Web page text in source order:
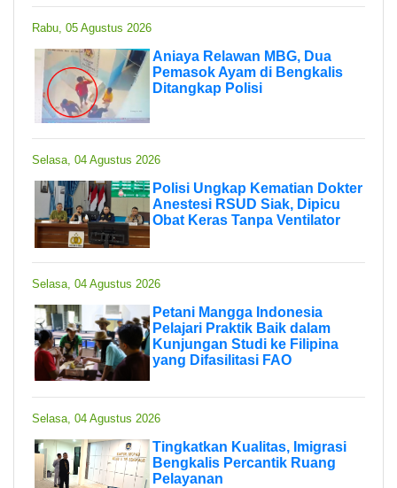
Rabu, 05 Agustus 2026
Aniaya Relawan MBG, Dua
Pemasok Ayam di Bengkalis
Ditangkap Polisi
Selasa, 04 Agustus 2026
Polisi Ungkap Kematian Dokter
Anestesi RSUD Siak, Dipicu
Obat Keras Tanpa Ventilator
Selasa, 04 Agustus 2026
Petani Mangga Indonesia
Pelajari Praktik Baik dalam
Kunjungan Studi ke Filipina
yang Difasilitasi FAO
Selasa, 04 Agustus 2026
Tingkatkan Kualitas, Imigrasi
Bengkalis Percantik Ruang
Pelayanan